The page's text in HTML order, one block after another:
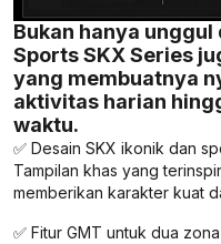
Bukan hanya
Sports SKX Series
yang membuatnya
aktivitas harian
waktu.
✅ Desain SKX ikonik dan
Tampilan khas yang
memberikan karakter kuat
✅ Fitur GMT untuk dua